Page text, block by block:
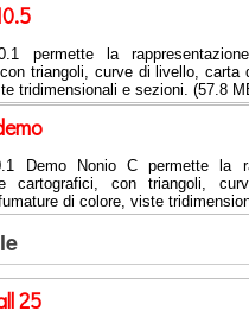
permette la
triangoli, curve di livello, carta
tridimensionali e sezioni. (57.8
Demo Nonio C permette la
cartografici, con triangoli,
di colore, viste
25